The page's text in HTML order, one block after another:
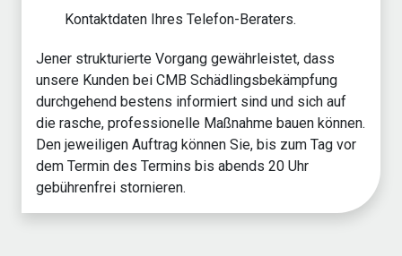
Kontaktdaten Ihres Telefon-Beraters.
Jener strukturierte Vorgang gewährleistet, dass
unsere Kunden bei CMB Schädlingsbekämpfung
durchgehend bestens informiert sind und sich auf
die rasche, professionelle Maßnahme bauen können.
Den jeweiligen Auftrag können Sie, bis zum Tag vor
dem Termin des Termins bis abends 20 Uhr
gebührenfrei stornieren.